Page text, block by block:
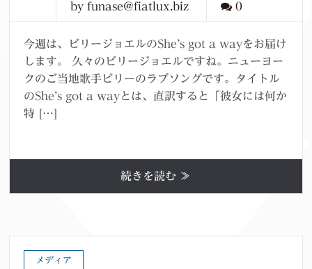
by funase@fiatlux.biz 0
今週は、ビリージョエルのShe’s got a wayをお届け
します。 久々のビリージョエルですね。ニューヨー
クのご当地歌手ビリーのラブソングです。タイトル
のShe’s got a wayとは、直訳すると「彼女には何か
特 […]
続きを読む ≫
メディア